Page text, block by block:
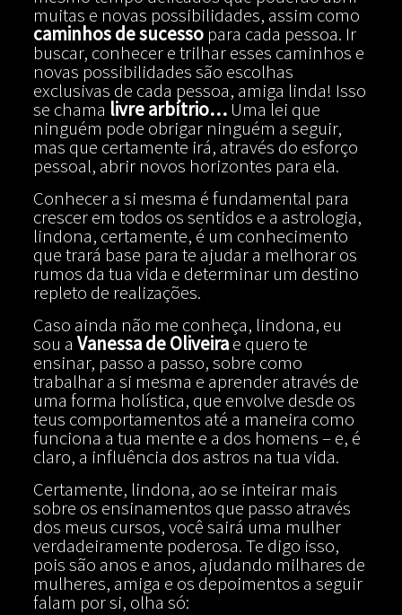
muitas e novas possibilidades, assim como
caminhos de sucessopara cada pessoa. Ir
buscar, conhecer e trilhar esses caminhos e
novas possibilidades são escolhas
exclusivas de cada pessoa, amiga linda! Isso
se chama livre arbítrio…Uma lei que
ninguém pode obrigar ninguém a seguir,
mas que certamente irá, através do esforço
pessoal, abrir novos horizontes para ela.
Conhecer a si mesma é fundamental para
crescer em todos os sentidos e a astrologia,
lindona, certamente, é um conhecimento
que trará base para te ajudar a melhorar os
rumos da tua vida e determinar um destino
repleto de realizações.
Caso ainda não me conheça, lindona, eu
sou a Vanessa de Oliveirae quero te
ensinar, passo a passo, sobre como
trabalhar a si mesma e aprender através de
uma forma holística, que envolve desde os
teus comportamentos até a maneira como
funciona a tua mente e a dos homens – e, é
claro, a influência dos astros na tua vida.
Certamente, lindona, ao se inteirar mais
sobre os ensinamentos que passo através
dos meus cursos, você sairá uma mulher
verdadeiramente poderosa. Te digo isso,
pois são anos e anos, ajudando milhares de
mulheres, amiga e os depoimentos a seguir
falam por si, olha só: